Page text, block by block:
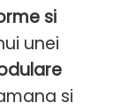
si
unei
si